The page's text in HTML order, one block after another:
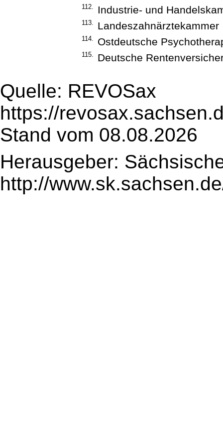
112. Industrie- und
113. Landeszahnärztekammer
114. Ostdeutsche
115. Deutsche
Quelle: REVOSax
https://
Stand vom 08.08.2026
Herausgeber:
http://